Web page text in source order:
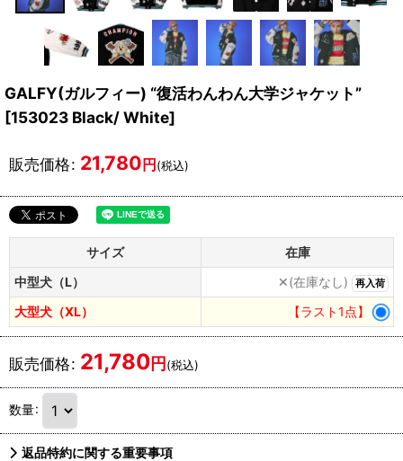
GALFY(ガルフィー) “復活わんわん大学ジャケット”
[153023 Black/ White]
販売価格: 21,780円(税込)
サイズ
在庫
中型犬（L）
✕(在庫なし) 再入荷
大型犬（XL） 【ラスト1点】
販売価格: 21,780円(税込)
数量:
返品特約に関する重要事項